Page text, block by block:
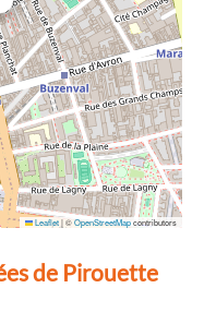
Leaflet|©OpenStreetMapcontributors
de Pirouette